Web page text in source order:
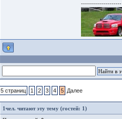
--------------------
5 страниц 1 2 3 4 5 Далее
1чел. читают эту тему (гостей: 1)